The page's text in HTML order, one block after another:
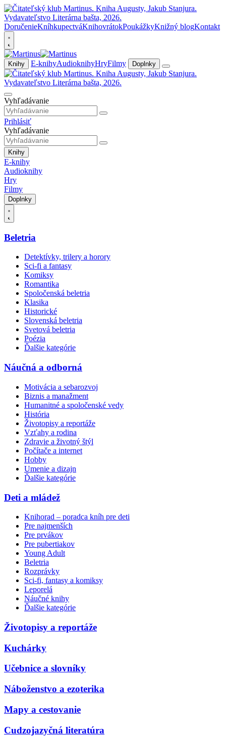
DoručenieKníhkupectváKnihovrátokPoukážkyKnižný blogKontakt
Knihy E-knihyAudioknihyHryFilmy Doplnky
Vyhľadávanie
Prihlásiť
Vyhľadávanie
Knihy
E-knihy
Audioknihy
Hry
Filmy
Doplnky
Beletria
Detektívky, trilery a horory
Sci-fi a fantasy
Komiksy
Romantika
Spoločenská beletria
Klasika
Historické
Slovenská beletria
Svetová beletria
Poézia
Ďalšie kategórie
Náučná a odborná
Motivácia a sebarozvoj
Biznis a manažment
Humanitné a spoločenské vedy
História
Životopisy a reportáže
Vzťahy a rodina
Zdravie a životný štýl
Počítače a internet
Hobby
Umenie a dizajn
Ďalšie kategórie
Deti a mládež
Knihorad – poradca kníh pre deti
Pre najmenších
Pre prvákov
Pre pubertiakov
Young Adult
Beletria
Rozprávky
Sci-fi, fantasy a komiksy
Leporelá
Náučné knihy
Ďalšie kategórie
Životopisy a reportáže
Kuchárky
Učebnice a slovníky
Náboženstvo a ezoterika
Mapy a cestovanie
Cudzojazyčná literatúra